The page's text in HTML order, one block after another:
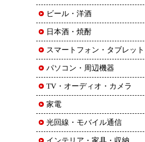
ビール・洋酒
日本酒・焼酎
スマートフォン・タブレット
パソコン・周辺機器
TV・オーディオ・カメラ
家電
光回線・モバイル通信